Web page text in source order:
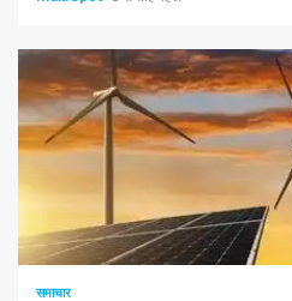
1 न्यूनतम पढ़ा
समाचार